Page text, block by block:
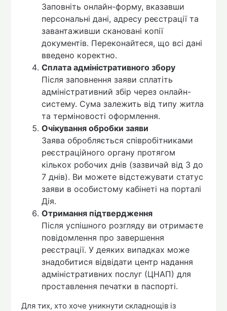
Заповніть онлайн-форму, вказавши
персональні дані, адресу реєстрації та
завантаживши скановані копії
документів. Переконайтеся, що всі дані
введено коректно.
Сплата адміністративного збору
Після заповнення заяви сплатіть
адміністративний збір через онлайн-
систему. Сума залежить від типу житла
та терміновості оформлення.
Очікування обробки заяви
Заява обробляється співробітниками
реєстраційного органу протягом
кількох робочих днів (зазвичай від 3 до
7 днів). Ви можете відстежувати статус
заяви в особистому кабінеті на порталі
Дія.
Отримання підтвердження
Після успішного розгляду ви отримаєте
повідомлення про завершення
реєстрації. У деяких випадках може
знадобитися відвідати центр надання
адміністративних послуг (ЦНАП) для
проставлення печатки в паспорті.
Для тих, хто хоче уникнути складнощів із